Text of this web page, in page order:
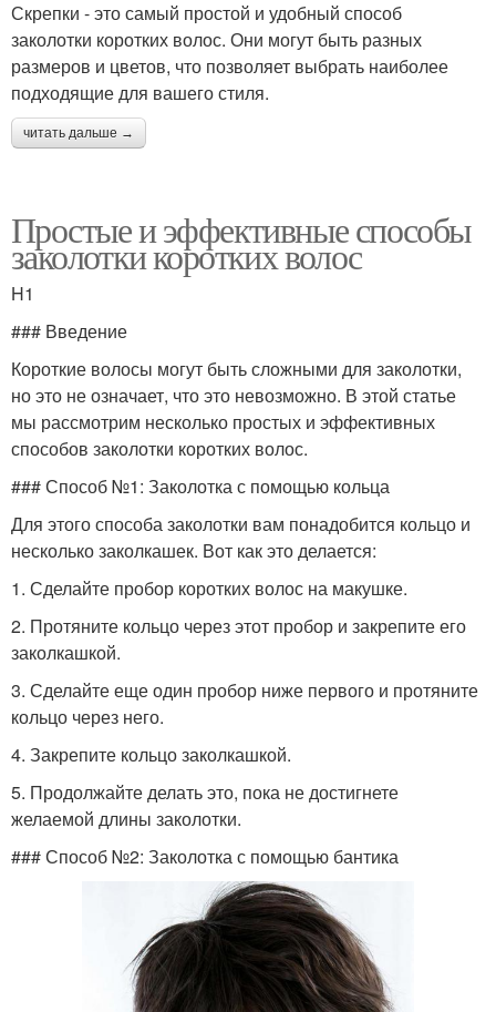
Скрепки - это самый простой и удобный способ
заколотки коротких волос. Они могут быть разных
размеров и цветов, что позволяет выбрать наиболее
подходящие для вашего стиля.
читать дальше →
Простые и эффективные способы
заколотки коротких волос
H1
### Введение
Короткие волосы могут быть сложными для заколотки,
но это не означает, что это невозможно. В этой статье
мы рассмотрим несколько простых и эффективных
способов заколотки коротких волос.
### Способ №1: Заколотка с помощью кольца
Для этого способа заколотки вам понадобится кольцо и
несколько заколкашек. Вот как это делается:
1. Сделайте пробор коротких волос на макушке.
2. Протяните кольцо через этот пробор и закрепите его
заколкашкой.
3. Сделайте еще один пробор ниже первого и протяните
кольцо через него.
4. Закрепите кольцо заколкашкой.
5. Продолжайте делать это, пока не достигнете
желаемой длины заколотки.
### Способ №2: Заколотка с помощью бантика